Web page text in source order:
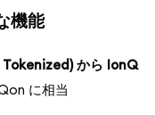
機能
から IonQ
に相当